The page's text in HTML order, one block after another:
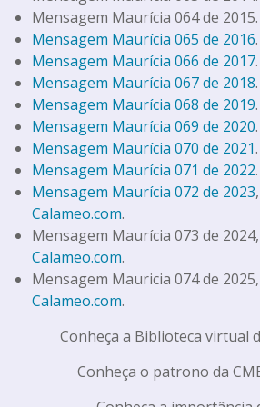
Mensagem Maurícia 064 de
Mensagem Maurícia 065 de 2016.
Mensagem Maurícia 066 de 2017.
Mensagem Maurícia 067 de 2018.
Mensagem Maurícia 068 de 2019.
Mensagem Maurícia 069 de 2020.
Mensagem Maurícia 070 de 2021.
Mensagem Maurícia 071 de 2022.
Mensagem Maurícia 072 de 2023
Calameo.com.
Mensagem Maurícia 073 de
Calameo.com.
Mensagem Mauricia 074 de
Calameo.com.
Conheça a Biblioteca virtual
Conheça o patrono da